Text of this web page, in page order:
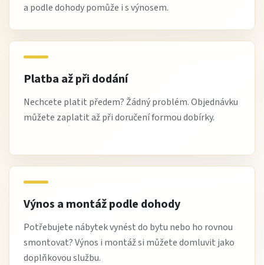
a podle dohody pomůže i s výnosem.
Platba až při dodání
Nechcete platit předem? Žádný problém. Objednávku
můžete zaplatit až při doručení formou dobírky.
Výnos a montáž podle dohody
Potřebujete nábytek vynést do bytu nebo ho rovnou
smontovat? Výnos i montáž si můžete domluvit jako
doplňkovou službu.